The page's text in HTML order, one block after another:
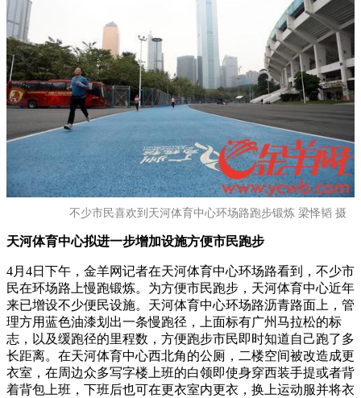
不少市民喜欢到天河体育中心环场路跑步锻炼 梁怿韬 摄
天河体育中心拟进一步增加设施方便市民跑步
4月4日下午，金羊网记者在天河体育中心环场路看到，不少市
民在环场路上慢跑锻炼。为方便市民跑步，天河体育中心近年
来已增设不少便民设施。天河体育中心环场路沥青路面上，管
理方用蓝色油漆划出一条慢跑径，上面标有广州马拉松的标
志，以及缓跑径的里程数，方便跑步市民即时知道自己跑了多
长距离。在天河体育中心西北角的公厕，二楼空间被改造成更
衣室，在周边众多写字楼上班的白领即使身穿西装手提或者背
着背包上班，下班后也可在更衣室内更衣，换上运动服并将衣